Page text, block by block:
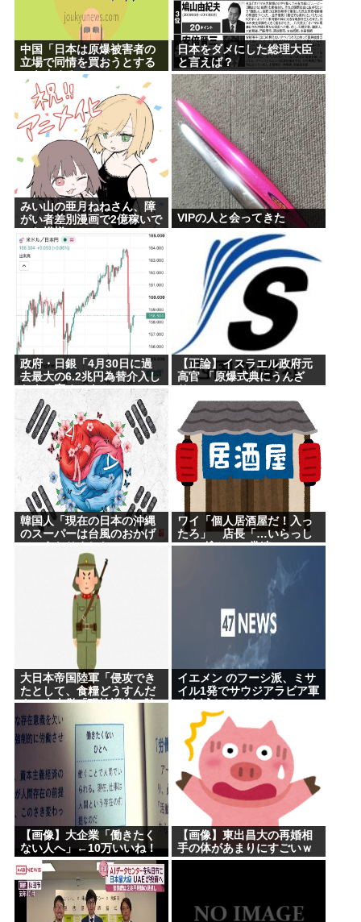
中国「日本は原爆被害者の
立場で同情を買おうとする
のを止めろ」
日本をダメにした総理大臣
と言えば？
みい山の亜月ねねさん、障
がい者差別漫画で2億稼いで
VIPの人と会ってきた
政府・日銀「4月30日に過
去最大の6.2兆円為替介入し
たよ！褒めてよ！」
【正論】イスラエル政府元
高官 「原爆式典にうんざ
韓国人「現在の日本の沖縄
のスーパーは台風のおかげ
ワイ「個人居酒屋だ！入っ
たろ」 店長「…いらっし
ゃぃ(ﾎﾞｿｯ」 常連
大日本帝国陸軍「侵攻でき
たとして、食糧どうすんだ
よ」大本営「現地調達」陸
軍「え？」
イエメン のフーシ派、ミサ
イル1発でサウジアラビア軍
【画像】大企業「働きたく
ない人へ」←10万いいね！
【画像】東出昌大の再婚相
手の体があまりにすごいｗ
ｗｗ